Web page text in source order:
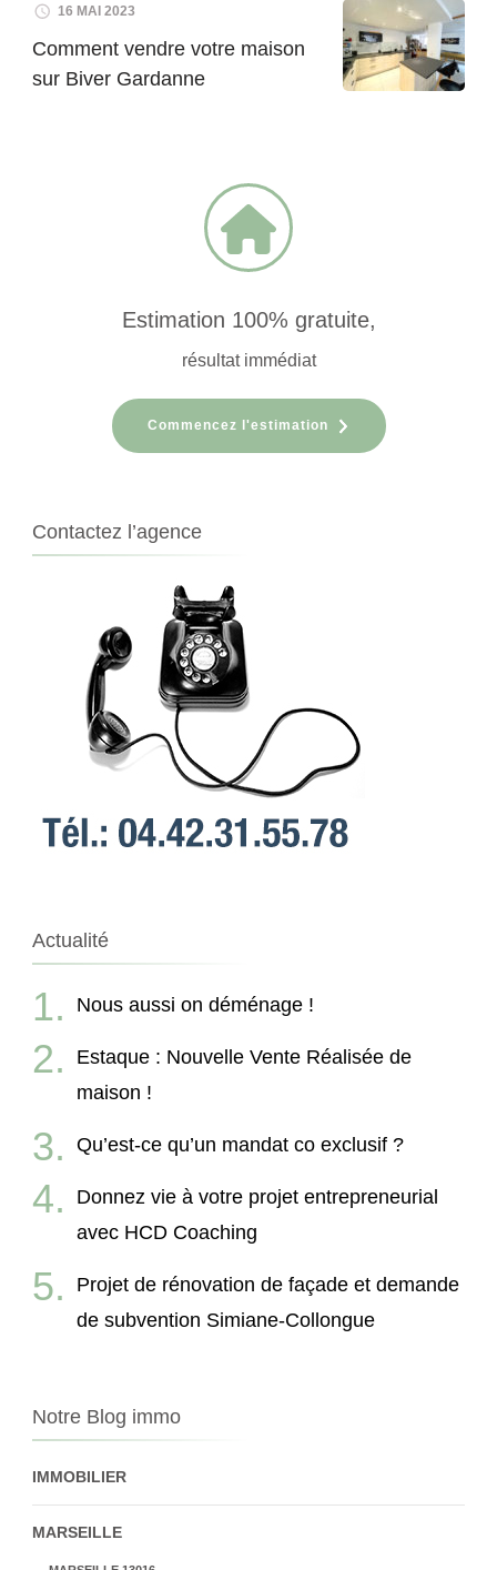
16 MAI 2023
Comment vendre votre maison
sur Biver Gardanne
Estimation 100% gratuite,
résultat immédiat
Commencez l'estimation
Contactez l’agence
Actualité
Nous aussi on déménage !
Estaque : Nouvelle Vente Réalisée de
maison !
Qu’est-ce qu’un mandat co exclusif ?
Donnez vie à votre projet entrepreneurial
avec HCD Coaching
Projet de rénovation de façade et demande
de subvention Simiane-Collongue
Notre Blog immo
IMMOBILIER
MARSEILLE